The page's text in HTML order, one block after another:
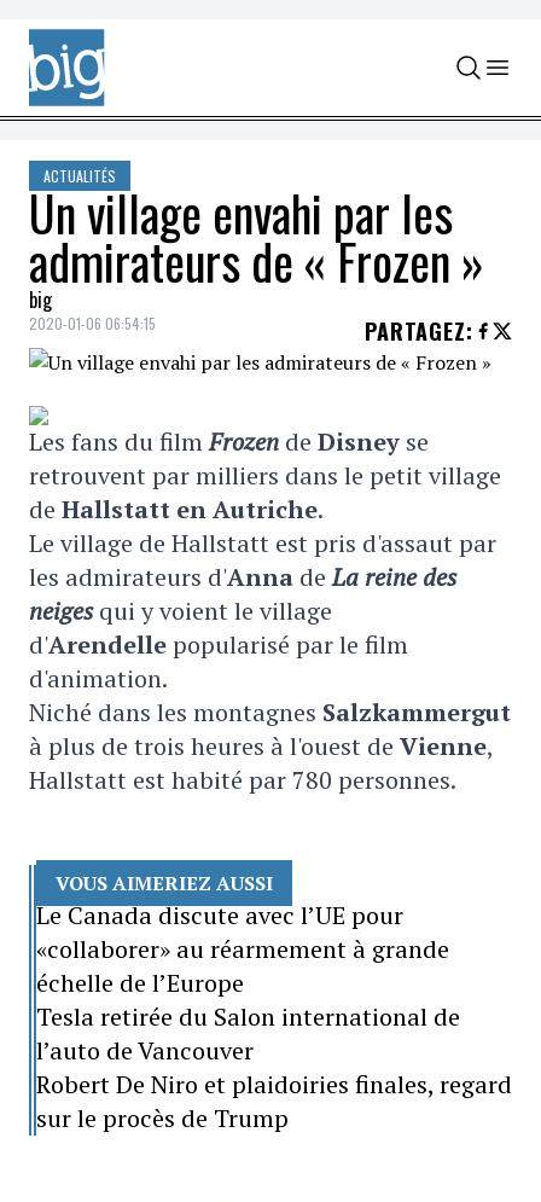
Skip to content
ACTUALITÉS
Un village envahi par les
admirateurs de « Frozen »
big
2020-01-06 06:54:15 PARTAGEZ:
Les fans du filmFrozen de Disney se
retrouvent par milliers dans le petit village
de Hallstatt en Autriche.
Le village de Hallstatt est pris d'assaut par
les admirateurs d'Anna de La reine des
neigesqui y voient le village
d'Arendellepopularisé par le film
d'animation.
Niché dans les montagnes Salzkammergut
à plus de trois heures à l'ouest de Vienne,
Hallstatt est habité par 780 personnes.
VOUS AIMERIEZ AUSSI
Le Canada discute avec l’UE pour
«collaborer» au réarmement à grande
échelle de l’Europe
Tesla retirée du Salon international de
l’auto de Vancouver
Robert De Niro et plaidoiries finales, regard
sur le procès de Trump